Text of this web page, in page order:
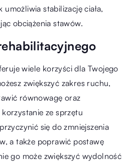
stabilizację ciała,
obciążenia stawów.
wiele korzyści dla Twojego
zwiększyć zakres ruchu,
równowagę oraz
ze sprzętu
się do zmniejszenia
a także poprawić postawę
go może zwiększyć wydolność